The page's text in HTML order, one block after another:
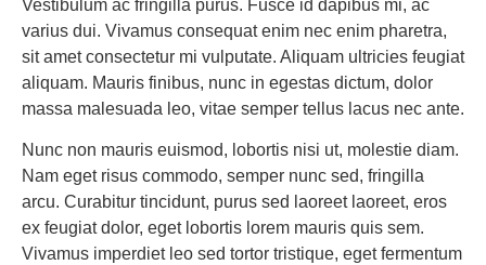
Vestibulum ac fringilla purus. Fusce id dapibus mi, ac
varius dui. Vivamus consequat enim nec enim pharetra,
sit amet consectetur mi vulputate. Aliquam ultricies feugiat
aliquam. Mauris finibus, nunc in egestas dictum, dolor
massa malesuada leo, vitae semper tellus lacus nec ante.
Nunc non mauris euismod, lobortis nisi ut, molestie diam.
Nam eget risus commodo, semper nunc sed, fringilla
arcu. Curabitur tincidunt, purus sed laoreet laoreet, eros
ex feugiat dolor, eget lobortis lorem mauris quis sem.
Vivamus imperdiet leo sed tortor tristique, eget fermentum